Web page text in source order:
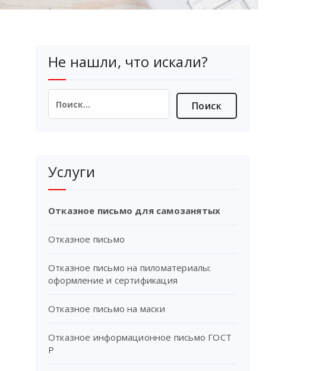
Не нашли, что искали?
Найти:
Услуги
Отказное письмо для самозанятых
Отказное письмо
Отказное письмо на пиломатериалы:
оформление и сертификация
Отказное письмо на маски
Отказное информационное письмо ГОСТ
Р